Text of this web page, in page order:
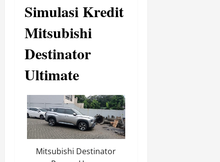
Simulasi Kredit
Mitsubishi
Destinator
Ultimate
Mitsubishi Destinator